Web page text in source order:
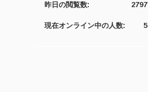
2797
昨日の閲覧数:
5
現在オンライン中の人数: